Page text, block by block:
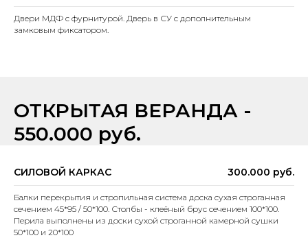
Двери МДФ с фурнитурой. Дверь в СУ с дополнительным
замковым фиксатором.
ОТКРЫТАЯ ВЕРАНДА -
550.000 руб.
СИЛОВОЙ КАРКАС 300.000 руб.
Балки перекрытия и стропильная система доска сухая строганная
сечением 45*95 / 50*100. Столбы - клеёный брус сечением 100*100.
Перила выполнены из доски сухой строганной камерной сушки
50*100 и 20*100